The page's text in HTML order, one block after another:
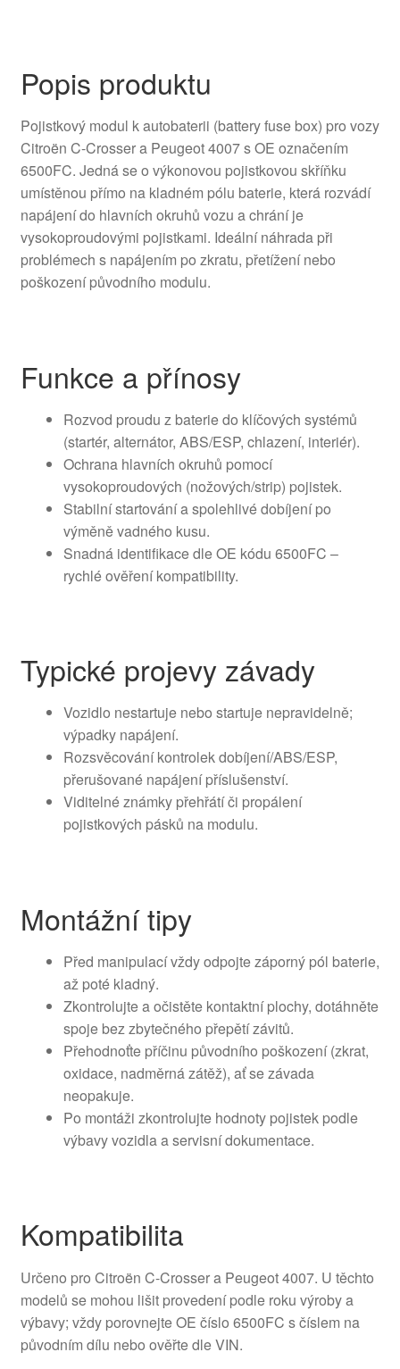
Popis produktu
Pojistkový modul k autobaterii (battery fuse box) pro vozy
Citroën C-Crosser a Peugeot 4007 s OE označením
6500FC. Jedná se o výkonovou pojistkovou skříňku
umístěnou přímo na kladném pólu baterie, která rozvádí
napájení do hlavních okruhů vozu a chrání je
vysokoproudovými pojistkami. Ideální náhrada při
problémech s napájením po zkratu, přetížení nebo
poškození původního modulu.
Funkce a přínosy
Rozvod proudu z baterie do klíčových systémů
(startér, alternátor, ABS/ESP, chlazení, interiér).
Ochrana hlavních okruhů pomocí
vysokoproudových (nožových/strip) pojistek.
Stabilní startování a spolehlivé dobíjení po
výměně vadného kusu.
Snadná identifikace dle OE kódu 6500FC –
rychlé ověření kompatibility.
Typické projevy závady
Vozidlo nestartuje nebo startuje nepravidelně;
výpadky napájení.
Rozsvěcování kontrolek dobíjení/ABS/ESP,
přerušované napájení příslušenství.
Viditelné známky přehřátí či propálení
pojistkových pásků na modulu.
Montážní tipy
Před manipulací vždy odpojte záporný pól baterie,
až poté kladný.
Zkontrolujte a očistěte kontaktní plochy, dotáhněte
spoje bez zbytečného přepětí závitů.
Přehodnoťte příčinu původního poškození (zkrat,
oxidace, nadměrná zátěž), ať se závada
neopakuje.
Po montáži zkontrolujte hodnoty pojistek podle
výbavy vozidla a servisní dokumentace.
Kompatibilita
Určeno pro Citroën C-Crosser a Peugeot 4007. U těchto
modelů se mohou lišit provedení podle roku výroby a
výbavy; vždy porovnejte OE číslo 6500FC s číslem na
původním dílu nebo ověřte dle VIN.